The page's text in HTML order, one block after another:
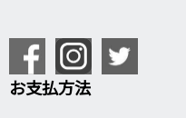
お支払方法